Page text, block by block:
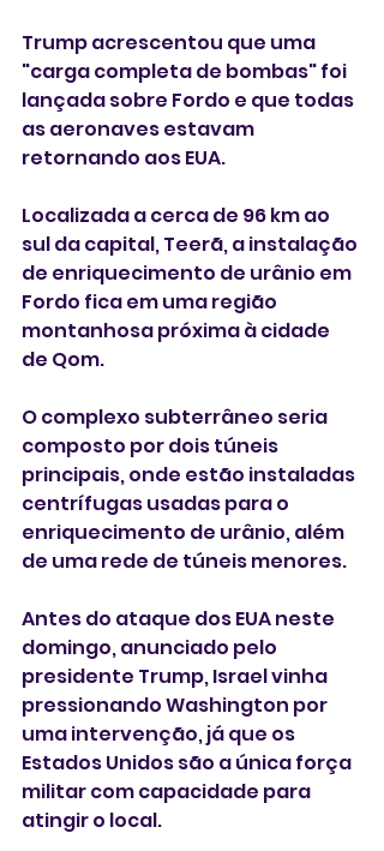
Trump acrescentou que uma
"carga completa de bombas" foi
lançada sobre Fordo e que todas
as aeronaves estavam
retornando aos EUA.
Localizada a cerca de 96 km ao
sul da capital, Teerã, a instalação
de enriquecimento de urânio em
Fordo fica em uma região
montanhosa próxima à cidade
de Qom.
O complexo subterrâneo seria
composto por dois túneis
principais, onde estão instaladas
centrífugas usadas para o
enriquecimento de urânio, além
de uma rede de túneis menores.
Antes do ataque dos EUA neste
domingo, anunciado pelo
presidente Trump, Israel vinha
pressionando Washington por
uma intervenção, já que os
Estados Unidos são a única força
militar com capacidade para
atingir o local.